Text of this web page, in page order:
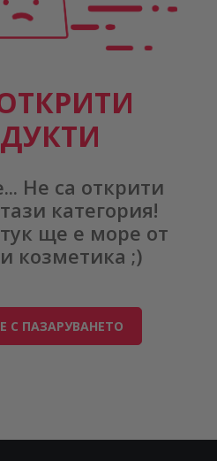
Не са открити
категория!
ще е море от
козметика ;)
С ПАЗАРУВАНЕТО